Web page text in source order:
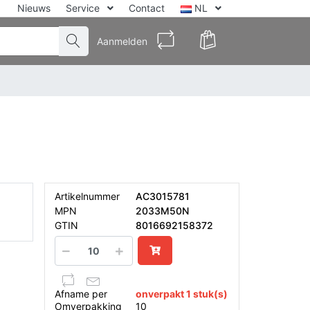
Nieuws Service Contact NL
Aanmelden
Artikelnummer
AC3015781
MPN
2033M50N
GTIN
8016692158372
Afname per
onverpakt 1 stuk(s)
Omverpakking
10